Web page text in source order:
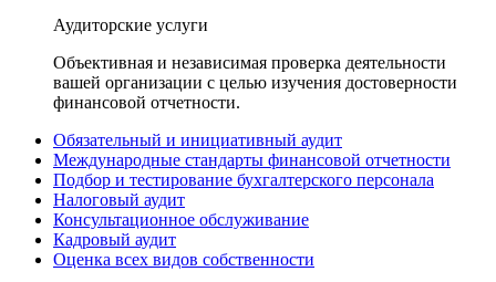
Аудиторские услуги
Объективная и независимая проверка деятельности
вашей организации с целью изучения достоверности
финансовой отчетности.
Обязательный и инициативный аудит
Международные стандарты финансовой отчетности
Подбор и тестирование бухгалтерского персонала
Налоговый аудит
Консультационное обслуживание
Кадровый аудит
Оценка всех видов собственности